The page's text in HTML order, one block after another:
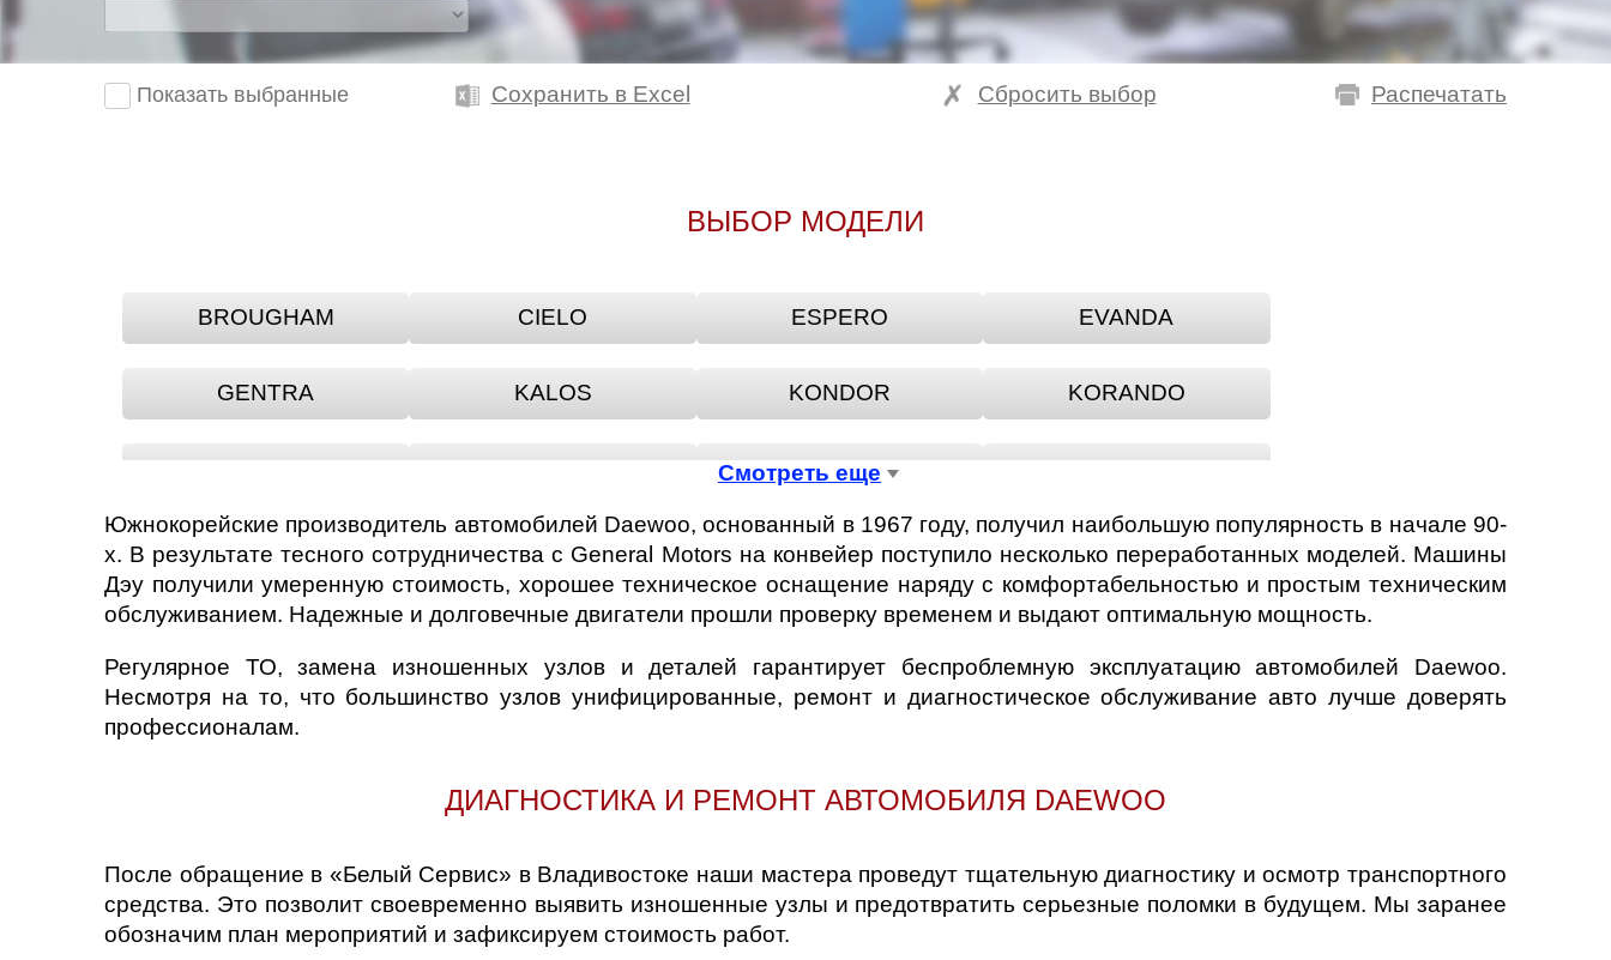
Показать выбранные Сохранить в Excel Распечатать
Сбросить выбор
ВЫБОР МОДЕЛИ
BROUGHAM CIELO ESPERO EVANDA
GENTRA KALOS KONDOR KORANDO
LACETTI LANOS LEMANS MATIZ
MUSSO NEXIA NUBIRA ORION
PRINCE REXTON REZZO TICO
TOSCA
Смотреть еще
Южнокорейские производитель автомобилей Daewoo, основанный в 1967 году, получил наибольшую популярность в начале 90-
х. В результате тесного сотрудничества с General Motors на конвейер поступило несколько переработанных моделей. Машины
Дэу получили умеренную стоимость, хорошее техническое оснащение наряду с комфортабельностью и простым техническим
обслуживанием. Надежные и долговечные двигатели прошли проверку временем и выдают оптимальную мощность.
Регулярное ТО, замена изношенных узлов и деталей гарантирует беспроблемную эксплуатацию автомобилей Daewoo.
Несмотря на то, что большинство узлов унифицированные, ремонт и диагностическое обслуживание авто лучше доверять
профессионалам.
ДИАГНОСТИКА И РЕМОНТ АВТОМОБИЛЯ DAEWOO
После обращение в «Белый Сервис» в Владивостоке наши мастера проведут тщательную диагностику и осмотр транспортного
средства. Это позволит своевременно выявить изношенные узлы и предотвратить серьезные поломки в будущем. Мы заранее
обозначим план мероприятий и зафиксируем стоимость работ.